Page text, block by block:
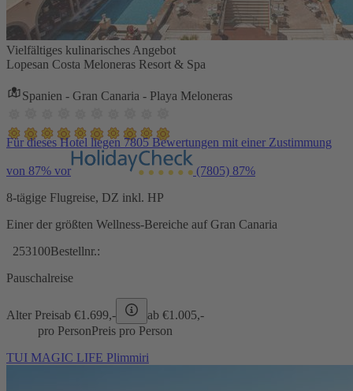
Vielfältiges kulinarisches Angebot
Lopesan Costa Meloneras Resort & Spa
Spanien - Gran Canaria - Playa Meloneras
Für dieses Hotel liegen 7805 Bewertungen mit einer Zustimmung
von 87% vor (7805) 87%
8-tägige Flugreise, DZ inkl. HP
Einer der größten Wellness-Bereiche auf Gran Canaria
253100Bestellnr.:
Pauschalreise
Alter Preisab €1.699,- ab €1.005,-
pro PersonPreis pro Person
TUI MAGIC LIFE Plimmiri